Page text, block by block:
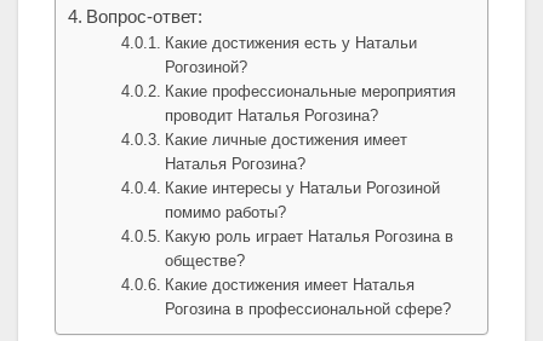
Вопрос-ответ:
Какие достижения есть у Натальи
Рогозиной?
Какие профессиональные мероприятия
проводит Наталья Рогозина?
Какие личные достижения имеет
Наталья Рогозина?
Какие интересы у Натальи Рогозиной
помимо работы?
Какую роль играет Наталья Рогозина в
обществе?
Какие достижения имеет Наталья
Рогозина в профессиональной сфере?